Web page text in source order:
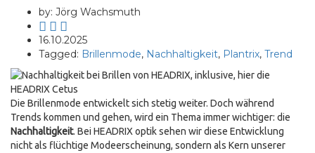
by: Jörg Wachsmuth
16.10.2025
Tagged: Brillenmode, Nachhaltigkeit, Plantrix, Trend
Die Brillenmode entwickelt sich stetig weiter. Doch während
Trends kommen und gehen, wird ein Thema immer wichtiger: die
Nachhaltigkeit. Bei HEADRIX optik sehen wir diese Entwicklung
nicht als flüchtige Modeerscheinung, sondern als Kern unserer